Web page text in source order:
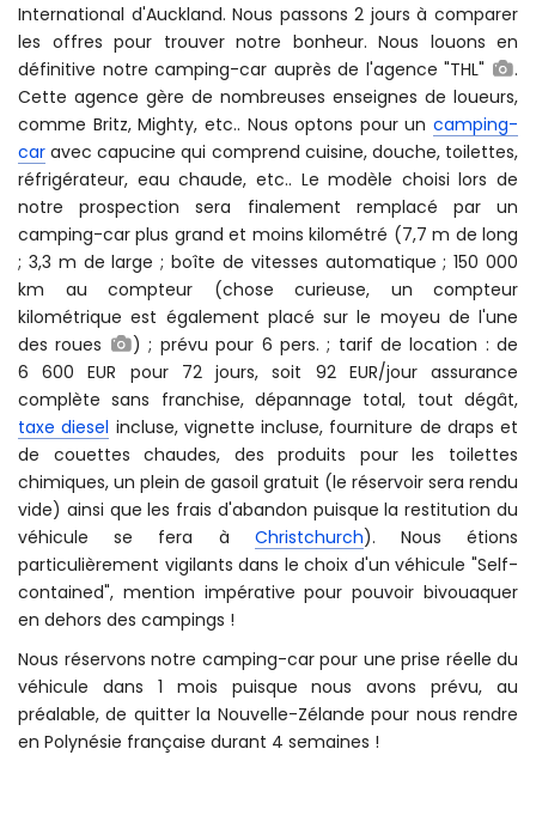
International d'Auckland. Nous passons 2 jours à comparer
les offres pour trouver notre bonheur. Nous louons en
définitive notre camping-car auprès de l'agence "THL"
.
Cette agence gère de nombreuses enseignes de loueurs,
comme Britz, Mighty, etc.. Nous optons pour un camping-
car avec capucine qui comprend cuisine, douche, toilettes,
réfrigérateur, eau chaude, etc.. Le modèle choisi lors de
notre prospection sera finalement remplacé par un
camping-car plus grand et moins kilométré (7,7 m de long
; 3,3 m de large ; boîte de vitesses automatique ; 150 000
km au compteur (chose curieuse, un compteur
kilométrique est également placé sur le moyeu de l'une
des roues
) ; prévu pour 6 pers. ; tarif de location : de
6 600 EUR pour 72 jours, soit 92 EUR/jour assurance
complète sans franchise, dépannage total, tout dégât,
taxe diesel incluse, vignette incluse, fourniture de draps et
de couettes chaudes, des produits pour les toilettes
chimiques, un plein de gasoil gratuit (le réservoir sera rendu
vide) ainsi que les frais d'abandon puisque la restitution du
véhicule se fera à Christchurch). Nous étions
particulièrement vigilants dans le choix d'un véhicule "Self-
contained", mention impérative pour pouvoir bivouaquer
en dehors des campings !
Nous réservons notre camping-car pour une prise réelle du
véhicule dans 1 mois puisque nous avons prévu, au
préalable, de quitter la Nouvelle-Zélande pour nous rendre
en Polynésie française durant 4 semaines !